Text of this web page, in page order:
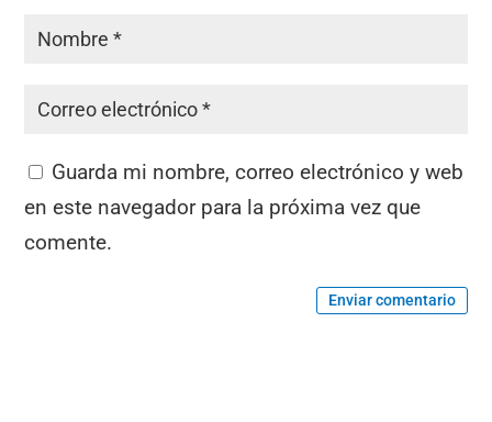
Guarda mi nombre, correo electrónico y web
en este navegador para la próxima vez que
comente.
Enviar comentario